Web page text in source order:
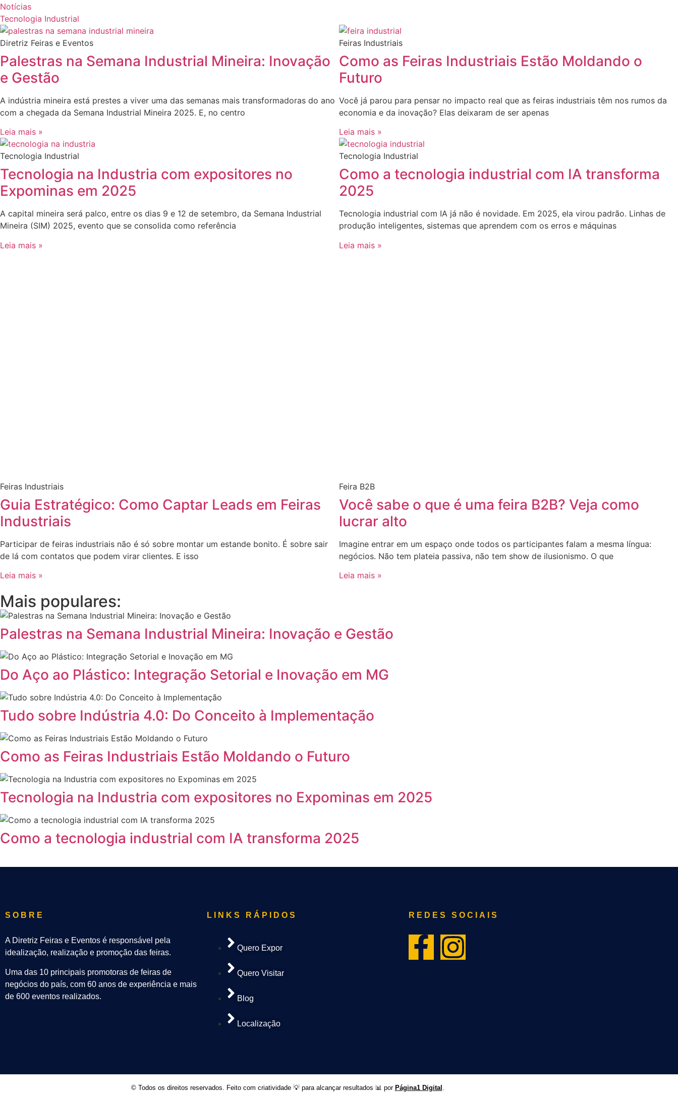
Notícias
Tecnologia Industrial
Diretriz Feiras e Eventos
Palestras na Semana Industrial Mineira: Inovação
e Gestão
A indústria mineira está prestes a viver uma das semanas mais transformadoras do ano
com a chegada da Semana Industrial Mineira 2025. E, no centro
Leia mais »
Feiras Industriais
Como as Feiras Industriais Estão Moldando o
Futuro
Você já parou para pensar no impacto real que as feiras industriais têm nos rumos da
economia e da inovação? Elas deixaram de ser apenas
Leia mais »
Tecnologia Industrial
Tecnologia na Industria com expositores no
Expominas em 2025
A capital mineira será palco, entre os dias 9 e 12 de setembro, da Semana Industrial
Mineira (SIM) 2025, evento que se consolida como referência
Leia mais »
Tecnologia Industrial
Como a tecnologia industrial com IA transforma
2025
Tecnologia industrial com IA já não é novidade. Em 2025, ela virou padrão. Linhas de
produção inteligentes, sistemas que aprendem com os erros e máquinas
Leia mais »
Feiras Industriais
Guia Estratégico: Como Captar Leads em Feiras
Industriais
Participar de feiras industriais não é só sobre montar um estande bonito. É sobre sair
de lá com contatos que podem virar clientes. E isso
Leia mais »
Feira B2B
Você sabe o que é uma feira B2B? Veja como
lucrar alto
Imagine entrar em um espaço onde todos os participantes falam a mesma língua:
negócios. Não tem plateia passiva, não tem show de ilusionismo. O que
Leia mais »
Mais populares:
Palestras na Semana Industrial Mineira: Inovação e Gestão
Do Aço ao Plástico: Integração Setorial e Inovação em MG
Tudo sobre Indústria 4.0: Do Conceito à Implementação
Como as Feiras Industriais Estão Moldando o Futuro
Tecnologia na Industria com expositores no Expominas em 2025
Como a tecnologia industrial com IA transforma 2025
SOBRE
A Diretriz Feiras e Eventos é responsável pela
idealização, realização e promoção das feiras.
Uma das 10 principais promotoras de feiras de
negócios do país, com 60 anos de experiência e mais
de 600 eventos realizados.
LINKS RÁPIDOS
Quero Expor
Quero Visitar
Blog
Localização
REDES SOCIAIS
© Todos os direitos reservados. Feito com criatividade 💡 para alcançar resultados 📊 por Página1 Digital .